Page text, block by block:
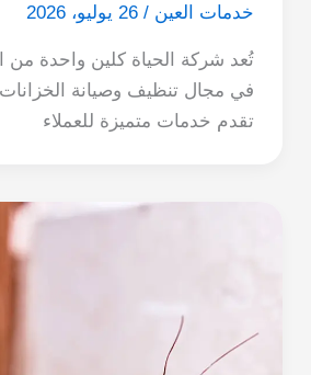
خدمات العين / 26 يوليو، 2026
تُعد شركة الحياة كلين واحدة من
في مجال تنظيف وصيانة
تقدم خدمات متميزة للعملاء